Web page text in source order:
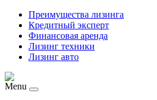
Преимущества лизинга
Кредитный эксперт
Финансовая аренда
Лизинг техники
Лизинг авто
Menu